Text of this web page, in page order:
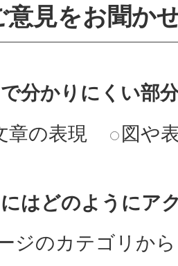
意見をお聞か
分かりにくい部
章の表現 図や
はどのようにア
ジのカテゴリから